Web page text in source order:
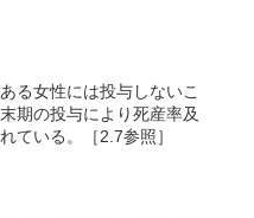
る女性には投与しないこ
期の投与により死産率及
ている。［2.7参照］